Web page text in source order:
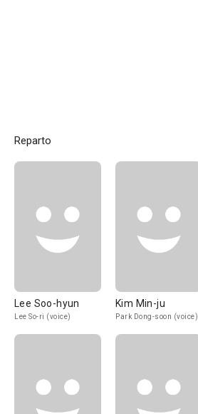
Reparto
Lee Soo-hyun
Lee So-ri (voice)
Kim Min-ju
Park Dong-soon (voice)